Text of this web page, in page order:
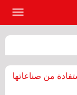
من صناعاتها